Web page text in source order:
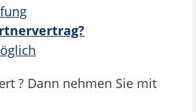
? Dann nehmen Sie mit